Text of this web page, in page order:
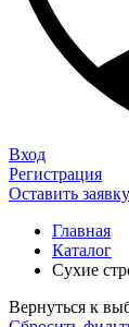
Вход
Регистрация
Оставить заявку
Главная
Каталог
Сухие
Вернуться к